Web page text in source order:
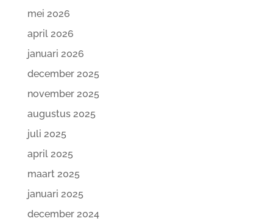
mei 2026
april 2026
januari 2026
december 2025
november 2025
augustus 2025
juli 2025
april 2025
maart 2025
januari 2025
december 2024